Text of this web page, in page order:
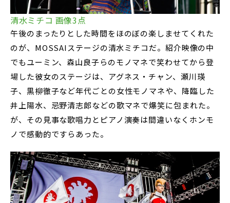
清水ミチコ 画像3点
午後のまったりとした時間をほのぼの楽しませてくれた
のが、MOSSAIステージの清水ミチコだ。紹介映像の中
でもユーミン、森山良子らのモノマネで笑わせてから登
場した彼女のステージは、アグネス・チャン、瀬川瑛
子、黒柳徹子など年代ごとの女性モノマネや、降臨した
井上陽水、忌野清志郎などの歌マネで爆笑に包まれた。
が、その見事な歌唱力とピアノ演奏は間違いなくホンモ
ノで感動的ですらあった。